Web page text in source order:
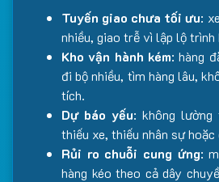
Tuyến giao chưa tối ưu:
nhiều, giao trễ vì lập lộ trình
Kho vận hành kém: hàng
đi bộ nhiều, tìm hàng lâu,
tích.
Dự báo yếu: không
thiếu xe, thiếu nhân sự
Rủi ro chuỗi cung ứng:
hàng kéo theo cả dây